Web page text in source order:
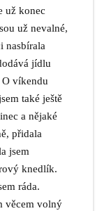
už konec
už nevalné,
nasbírala
jídlu
víkendu
také ještě
a nějaké
přidala
jsem
knedlík.
ráda.
věcem volný